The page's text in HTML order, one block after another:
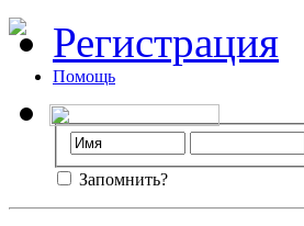
Регистрация
Помощь
Запомнить?